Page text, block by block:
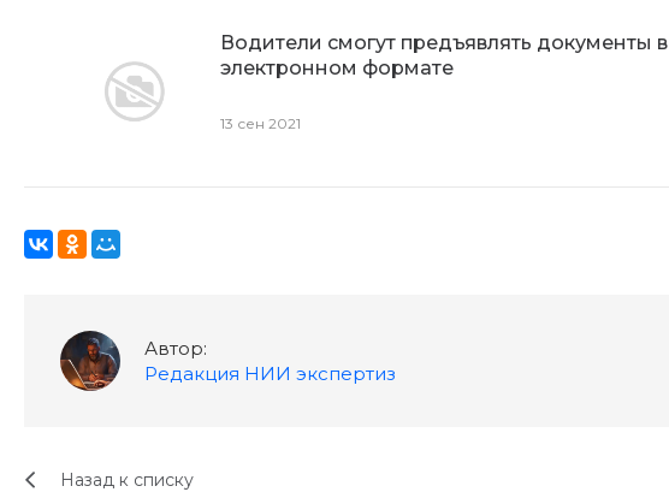
Водители смогут предъявлять документы в
электронном формате
13 сен 2021
Автор:
Редакция НИИ экспертиз
Назад к списку